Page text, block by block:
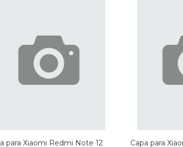
para Xiaomi Redmi Note 12
Capa para